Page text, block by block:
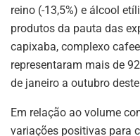
reino (-13,5%) e álcool
produtos da pauta das
capixaba, complexo
representaram mais de
de janeiro a outubro
Em relação ao volume
variações positivas para